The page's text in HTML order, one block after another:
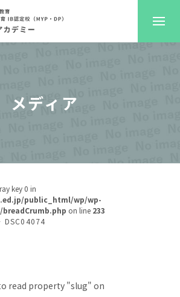
Topics
メディア
key 0 in
public_html/wp/wp-
on line 233
DSC04074
read property "slug" on